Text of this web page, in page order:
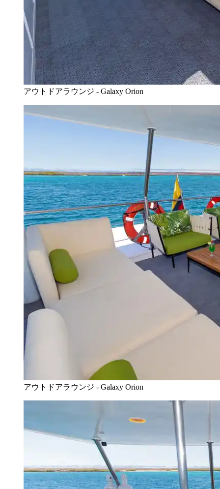
アウトドアラウンジ - Galaxy Orion
アウトドアラウンジ - Galaxy Orion